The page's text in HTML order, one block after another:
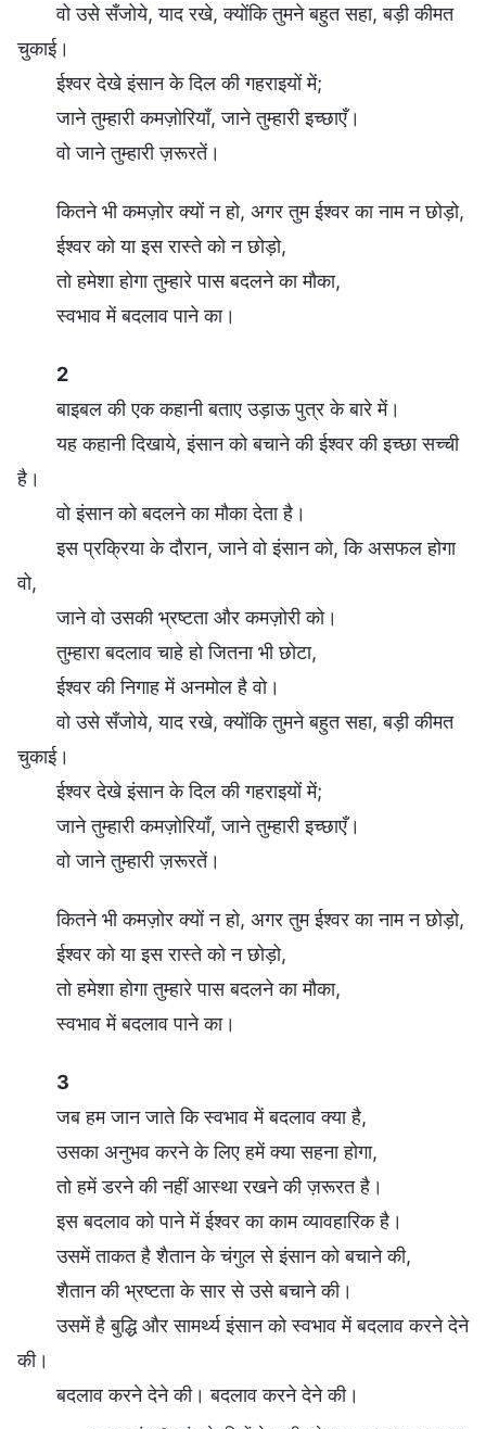
वो उसे सँजोये, याद रखे, क्योंकि तुमने बहुत सहा, बड़ी कीमत
चुकाई।
ईश्वर देखे इंसान के दिल की गहराइयों में;
जाने तुम्हारी कमज़ोरियाँ, जाने तुम्हारी इच्छाएँ।
वो जाने तुम्हारी ज़रूरतें।
कितने भी कमज़ोर क्यों न हो, अगर तुम ईश्वर का नाम न छोड़ो,
ईश्वर को या इस रास्ते को न छोड़ो,
तो हमेशा होगा तुम्हारे पास बदलने का मौका,
स्वभाव में बदलाव पाने का।
2
बाइबल की एक कहानी बताए उड़ाऊ पुत्र के बारे में।
यह कहानी दिखाये, इंसान को बचाने की ईश्वर की इच्छा सच्ची
है।
वो इंसान को बदलने का मौका देता है।
इस प्रक्रिया के दौरान, जाने वो इंसान को, कि असफल होगा
वो,
जाने वो उसकी भ्रष्टता और कमज़ोरी को।
तुम्हारा बदलाव चाहे हो जितना भी छोटा,
ईश्वर की निगाह में अनमोल है वो।
वो उसे सँजोये, याद रखे, क्योंकि तुमने बहुत सहा, बड़ी कीमत
चुकाई।
ईश्वर देखे इंसान के दिल की गहराइयों में;
जाने तुम्हारी कमज़ोरियाँ, जाने तुम्हारी इच्छाएँ।
वो जाने तुम्हारी ज़रूरतें।
कितने भी कमज़ोर क्यों न हो, अगर तुम ईश्वर का नाम न छोड़ो,
ईश्वर को या इस रास्ते को न छोड़ो,
तो हमेशा होगा तुम्हारे पास बदलने का मौका,
स्वभाव में बदलाव पाने का।
3
जब हम जान जाते कि स्वभाव में बदलाव क्या है,
उसका अनुभव करने के लिए हमें क्या सहना होगा,
तो हमें डरने की नहीं आस्था रखने की ज़रूरत है।
इस बदलाव को पाने में ईश्वर का काम व्यावहारिक है।
उसमें ताकत है शैतान के चंगुल से इंसान को बचाने की,
शैतान की भ्रष्टता के सार से उसे बचाने की।
उसमें है बुद्धि और सामर्थ्य इंसान को स्वभाव में बदलाव करने देने
की।
बदलाव करने देने की। बदलाव करने देने की।